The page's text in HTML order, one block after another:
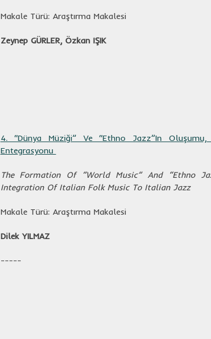
Makale Türü: Araştırma Makalesi
Zeynep GÜRLER, Özkan IŞIK
4. “Dünya Müziği” Ve “Ethno Jazz”In
Entegrasyonu
The Formation Of “World Music” And “Ethno
Integration Of Italian Folk Music To Italian Jazz
Makale Türü: Araştırma Makalesi
Dilek YILMAZ
-----